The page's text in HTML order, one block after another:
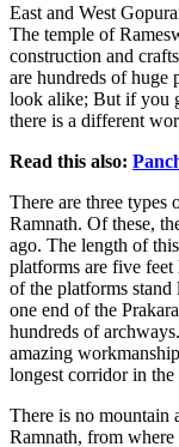
East and West
The temple of
construction and
are hundreds of huge
look alike; But if you
there is a different
Read this also:
There are three
Ramnath. Of these,
ago. The length of
platforms are five
of the platforms
one end of the
hundreds of
amazing
longest corridor in
There is no mountain
Ramnath, from where